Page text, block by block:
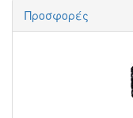
Προσφορές